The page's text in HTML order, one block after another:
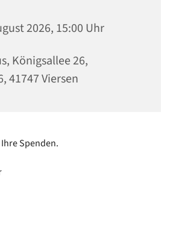
2026, 15:00 Uhr
Königsallee 26,
41747 Viersen
Spenden.